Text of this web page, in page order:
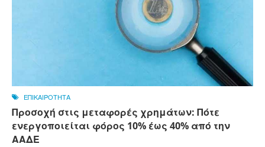
ΕΠΙΚΑΙΡΟΤΗΤΑ
Προσοχή στις μεταφορές χρημάτων: Πότε
ενεργοποιείται φόρος 10% έως 40% από την
ΑΑΔΕ